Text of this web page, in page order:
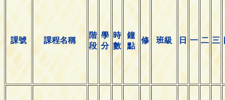
課號 課程名稱
階
段
學
分
時
數
鐘
點
修 班級 日 一 二 三